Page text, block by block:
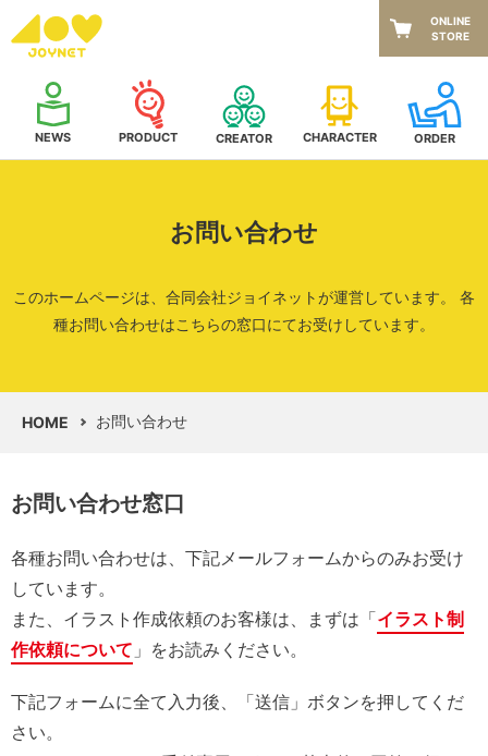
NEWS PRODUCT CREATOR CHARACTER ORDER
ONLINE
STORE
お問い合わせ
このホームページは、合同会社ジョイネットが運営しています。 各
種お問い合わせはこちらの窓口にてお受けしています。
HOME お問い合わせ
お問い合わせ窓口
各種お問い合わせは、下記メールフォームからのみお受け
しています。
また、イラスト作成依頼のお客様は、まずは「イラスト制
作依頼について 」をお読みください。
下記フォームに全て入力後、「送信」ボタンを押してくだ
さい。